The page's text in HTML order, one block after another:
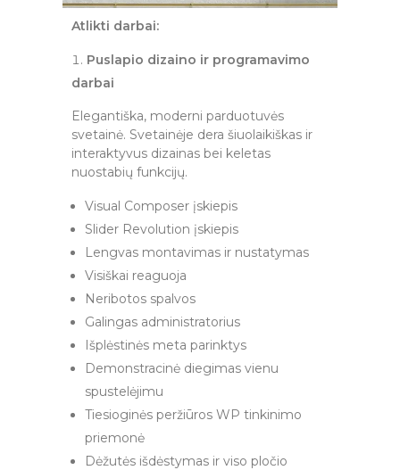
Atlikti darbai:
Puslapio dizaino ir programavimo
darbai
Elegantiška, moderni parduotuvės
svetainė. Svetainėje dera šiuolaikiškas ir
interaktyvus dizainas bei keletas
nuostabių funkcijų.
Visual Composer įskiepis
Slider Revolution įskiepis
Lengvas montavimas ir nustatymas
Visiškai reaguoja
Neribotos spalvos
Galingas administratorius
Išplėstinės meta parinktys
Demonstracinė diegimas vienu
spustelėjimu
Tiesioginės peržiūros WP tinkinimo
priemonė
Dėžutės išdėstymas ir viso pločio